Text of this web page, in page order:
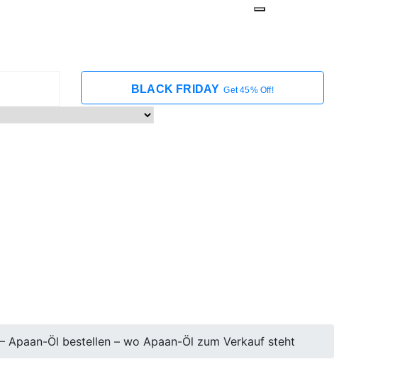
BLACK FRIDAY Get 45% Off!
Apaan-Öl bestellen – wo Apaan-Öl zum Verkauf steht